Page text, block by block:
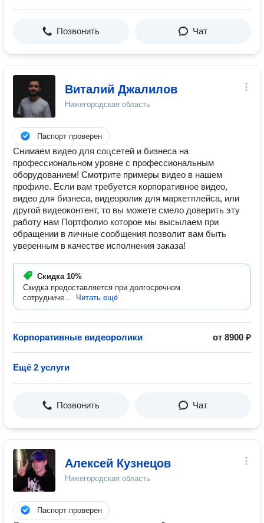
Позвонить Чат
Виталий Джалилов
Нижегородская область
Паспорт проверен
Снимаем видео для соцсетей и бизнеса на
профессиональном уровне с профессиональным
оборудованием! Смотрите примеры видео в нашем
профиле. Если вам требуется корпоративное видео,
видео для бизнеса, видеоролик для маркетплейса, или
другой видеоконтент, то вы можете смело доверить эту
работу нам Портфолио которое мы высылаем при
обращении в личные сообщения позволит вам быть
уверенным в качестве исполнения заказа!
Скидка 10%
Скидка предоставляется при долгосрочном
сотрудниче...
Читать ещё
Корпоративные видеоролики от 8900 ₽
Ещё 2 услуги
Позвонить Чат
Алексей Кузнецов
Нижегородская область
Паспорт проверен